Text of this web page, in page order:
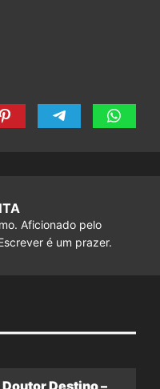
Aficionado pelo
é um prazer.